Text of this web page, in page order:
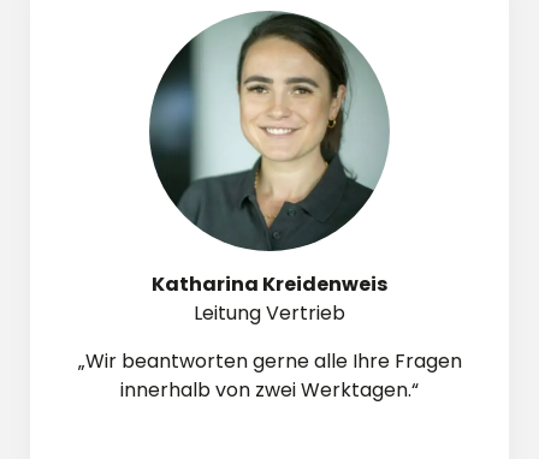
Katharina Kreidenweis
Leitung Vertrieb
„Wir beantworten gerne alle Ihre Fragen
innerhalb von zwei Werktagen.“